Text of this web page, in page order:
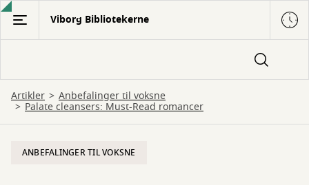
Gå
hovedindhold
Viborg Bibliotekerne
Artikler Anbefalinger til voksne
Palate cleansers: Must-Read romancer
ANBEFALINGER TIL VOKSNE